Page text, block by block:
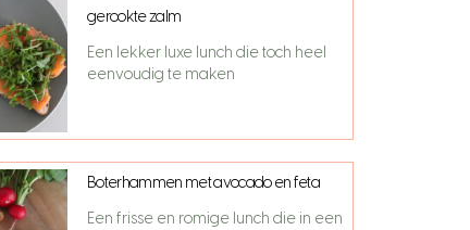
gerookte zalm
Een lekker luxe lunch die toch heel
eenvoudig te maken
Boterhammen met avocado en feta
Een frisse en romige lunch die in een